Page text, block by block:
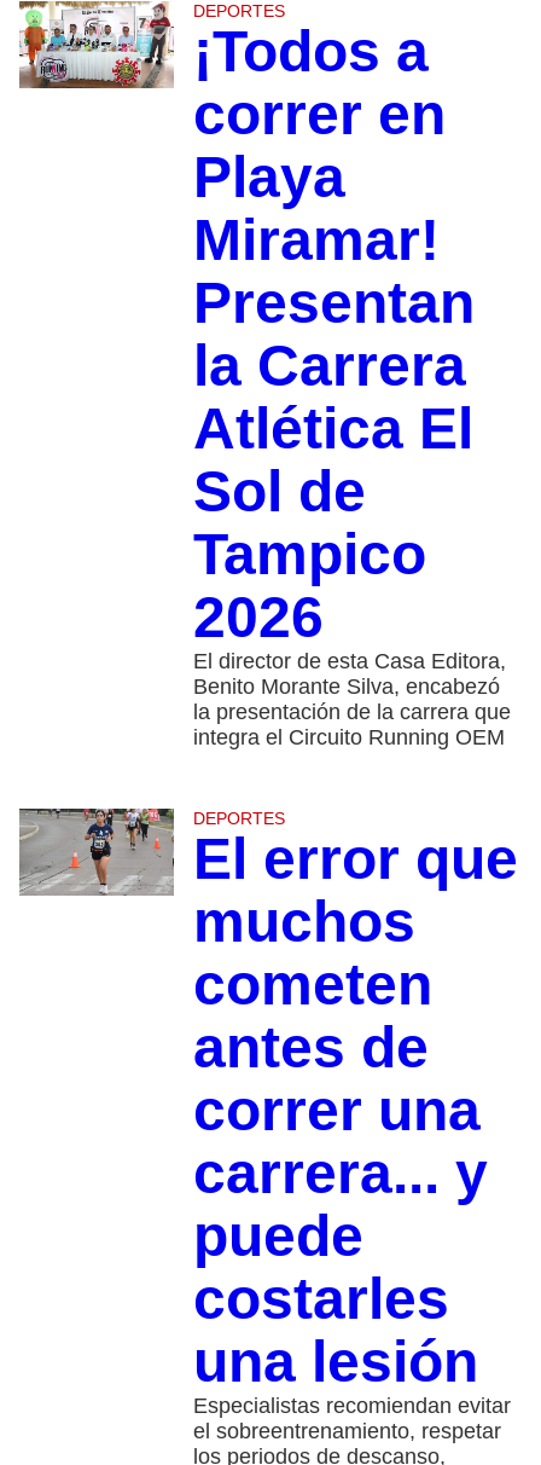
DEPORTES
¡Todos a
correr en
Playa
Miramar!
Presentan
la Carrera
Atlética El
Sol de
Tampico
2026
El director de esta Casa Editora,
Benito Morante Silva, encabezó
la presentación de la carrera que
integra el Circuito Running OEM
DEPORTES
El error que
muchos
cometen
antes de
correr una
carrera... y
puede
costarles
una lesión
Especialistas recomiendan evitar
el sobreentrenamiento, respetar
los periodos de descanso,